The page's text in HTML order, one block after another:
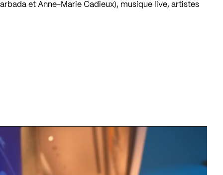
et Anne-Marie Cadieux), musique live, artistes